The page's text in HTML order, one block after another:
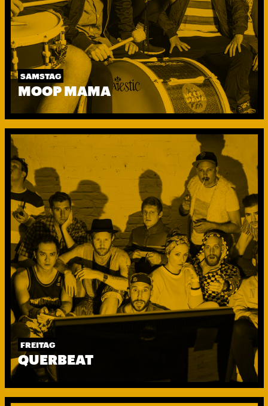
SAMSTAG
MOOP MAMA
FREITAG
QUERBEAT